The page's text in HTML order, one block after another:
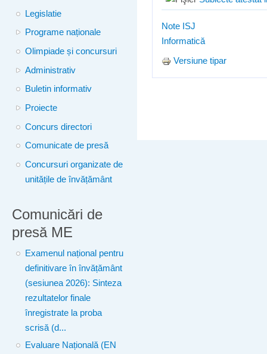
Legislatie
Programe naționale
Olimpiade și concursuri
Administrativ
Buletin informativ
Proiecte
Concurs directori
Comunicate de presă
Concursuri organizate de
unitățile de învățământ
Comunicări de
presă ME
Examenul național pentru
definitivare în învățământ
(sesiunea 2026): Sinteza
rezultatelor finale
înregistrate la proba
scrisă (d...
Evaluare Națională (EN
Note ISJ
Informatică
Versiune tipar